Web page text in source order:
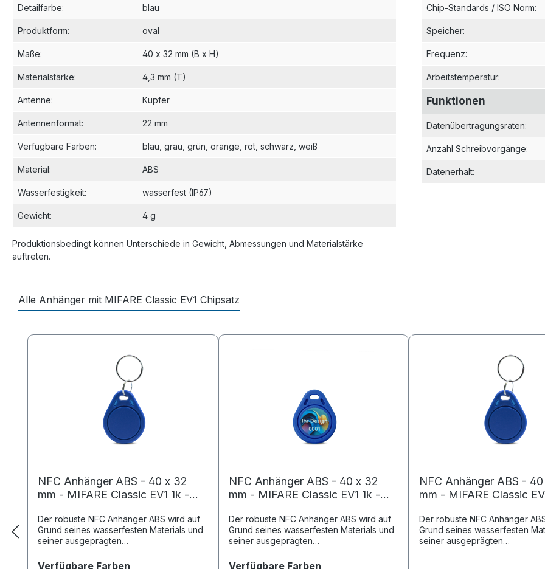
Detailfarbe: blau
Produktform: oval
Maße: 40 x 32 mm (B x H)
Materialstärke: 4,3 mm (T)
Antenne: Kupfer
Antennenformat: 22 mm
Verfügbare Farben: blau , grau , grün , orange , rot , schwarz , weiß
Material: ABS
Wasserfestigkeit: wasserfest (IP67)
Gewicht: 4 g
Produktionsbedingt können Unterschiede in Gewicht, Abmessungen und Materialstärke
auftreten.
Chip-Standards / ISO Norm:
Speicher:
Frequenz:
Arbeitstemperatur:
Funktionen
Datenübertragungsraten:
Anzahl Schreibvorgänge:
Datenerhalt:
Alle Anhänger mit MIFARE Classic EV1 Chipsatz
Produktgalerie überspringen
NFC Anhänger ABS - 40 x 32
mm - MIFARE Classic EV1 1k -
Der robuste NFC Anhänger ABS wird auf
Grund seines wasserfesten Materials und
seiner ausgeprägten
industriellen Bereich eingesetzt, z. B. bei
Verfügbare Farben
NFC Anhänger ABS - 40 x 32
mm - MIFARE Classic EV1 1k -
Der robuste NFC Anhänger ABS wird auf
Grund seines wasserfesten Materials und
seiner ausgeprägten
industriellen Bereich eingesetzt, z. B. bei
Verfügbare Farbenauswählen
NFC Anhänger ABS -
mm - MIFARE Classic
Der robuste NFC Anhänger
Grund seines wasserfesten
seiner ausgeprägten